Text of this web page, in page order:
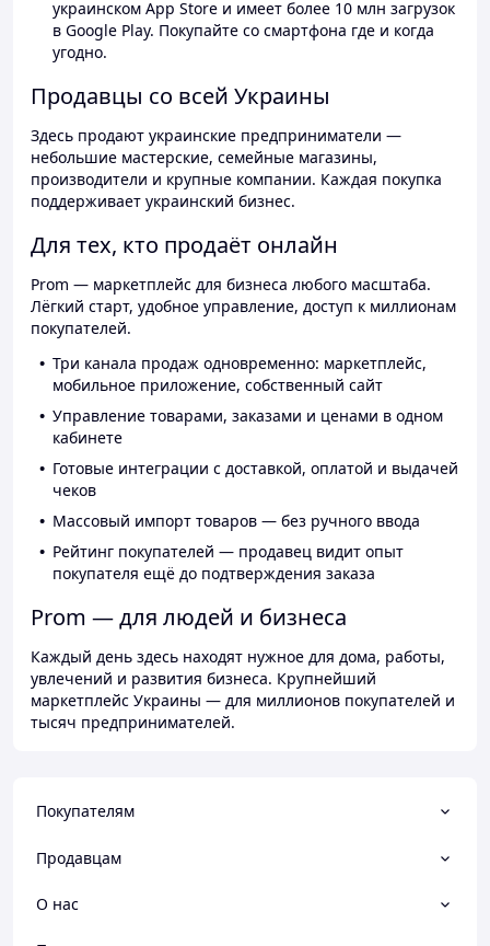
украинском App Store и имеет более 10 млн загрузок
в Google Play. Покупайте со смартфона где и когда
угодно.
Продавцы со всей Украины
Здесь продают украинские предприниматели —
небольшие мастерские, семейные магазины,
производители и крупные компании. Каждая покупка
поддерживает украинский бизнес.
Для тех, кто продаёт онлайн
Prom — маркетплейс для бизнеса любого масштаба.
Лёгкий старт, удобное управление, доступ к миллионам
покупателей.
Три канала продаж одновременно: маркетплейс,
мобильное приложение, собственный сайт
Управление товарами, заказами и ценами в одном
кабинете
Готовые интеграции с доставкой, оплатой и выдачей
чеков
Массовый импорт товаров — без ручного ввода
Рейтинг покупателей — продавец видит опыт
покупателя ещё до подтверждения заказа
Prom — для людей и бизнеса
Каждый день здесь находят нужное для дома, работы,
увлечений и развития бизнеса. Крупнейший
маркетплейс Украины — для миллионов покупателей и
тысяч предпринимателей.
Покупателям
Продавцам
О нас